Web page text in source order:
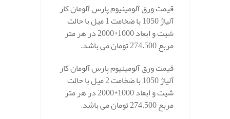
قیمت ورق آلومینیوم پارس آلومان کار
آلیاژ 1050 با ضخامت 1 میل با حالت
شیت و ابعاد 1000*2000 در هر متر
مربع 274.500 تومان می باشد.
قیمت ورق آلومینیوم پارس آلومان کار
آلیاژ 1050 با ضخامت 2 میل با حالت
شیت و ابعاد 1000*2000 در هر متر
مربع 274.500 تومان می باشد.